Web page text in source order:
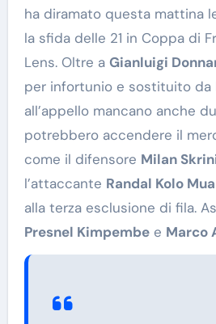
ha diramato questa mattina
la sfida delle 21 in Coppa di
Lens. Oltre a Gianluigi
per infortunio e sostituito da
all’appello mancano anche
potrebbero accendere il
come il difensore Milan
l’attaccante Randal Kolo
alla terza esclusione di fila.
Presnel Kimpembee Marco